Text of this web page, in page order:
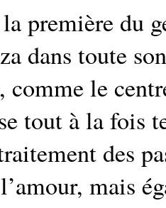
première du
dans toute
comme le
tout à la
des
mais